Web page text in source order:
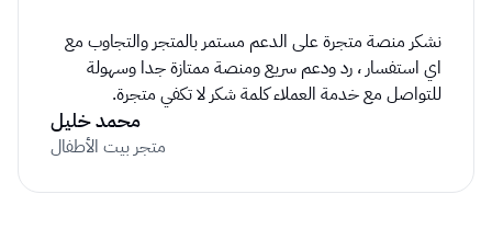
للتواصل مع خدمة العملاء كلمة شكر لا تكفي متجرة.
محمد خليل
متجر بيت الأطفال